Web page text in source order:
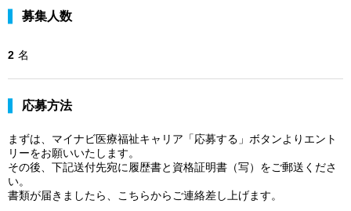
募集人数
2 名
応募方法
まずは、マイナビ医療福祉キャリア「応募する」ボタンよりエント
リーをお願いいたします。
その後、下記送付先宛に履歴書と資格証明書（写）をご郵送くださ
い。
書類が届きましたら、こちらからご連絡差し上げます。